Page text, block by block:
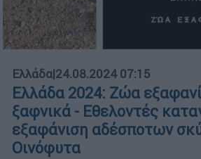
Ελλάδα|24.08.2024 07:15
Ελλάδα 2024: Ζώα
ξαφνικά - Εθελοντές
εξαφάνιση αδέσποτων
Οινόφυτα